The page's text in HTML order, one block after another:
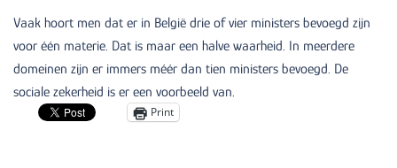
Vaak hoort men dat er in België drie of vier ministers bevoegd zijn
voor één materie. Dat is maar een halve waarheid. In meerdere
domeinen zijn er immers méér dan tien ministers bevoegd. De
sociale zekerheid is er een voorbeeld van.
Print